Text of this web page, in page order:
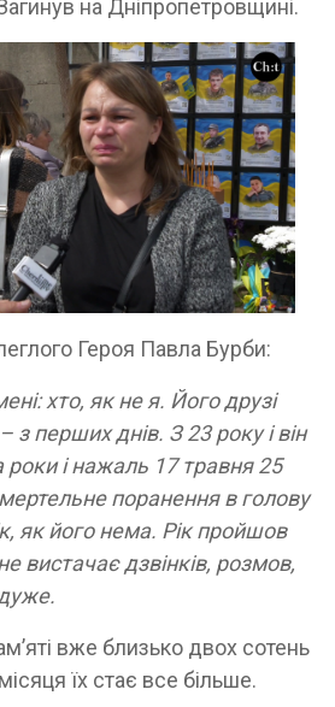
на Дніпропетровщині.
Героя Павла Бурби:
хто, як не я. Його друзі
перших днів. З 23 року і він
роки і нажаль 17 травня 25
поранення в голову
як його нема. Рік пройшов
вистачає дзвінків, розмов,
вже близько двох сотень
їх стає все більше.